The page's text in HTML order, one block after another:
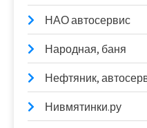
НАО автосервис
Народная, баня
Нефтяник,
Нивмятинки.ру